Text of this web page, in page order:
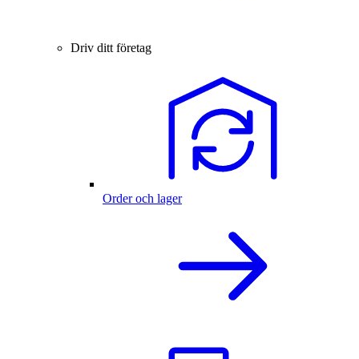
Driv ditt företag
Order och lager